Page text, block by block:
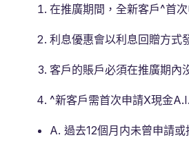
在推廣期間，全新客戶^首
利息優惠會以利息回贈方式
客戶的賬戶必須在推廣期內
^新客戶需首次申請X現金
A. 過去12個月内未曾申請